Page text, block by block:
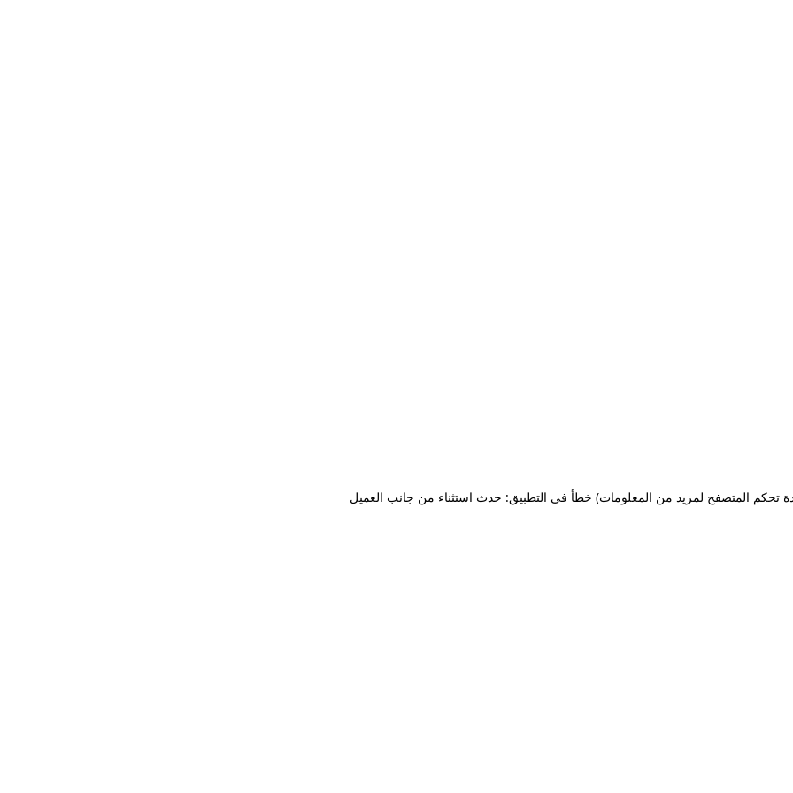
خطأ في التطبيق: حدث استثناء من جانب العميل تحكم المتصفح لمزيد من المعلومات)